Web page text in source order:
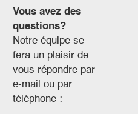
Vous avez des
questions?
Notre équipe se
fera un plaisir de
vous répondre par
e-mail ou par
téléphone :